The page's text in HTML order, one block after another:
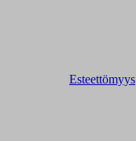
Esteettömyys